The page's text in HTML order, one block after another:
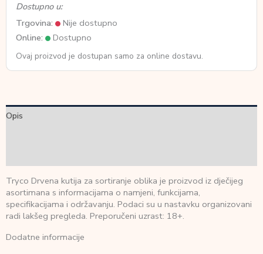
Dostupno u:
Trgovina:
Nije dostupno
Online:
Dostupno
Ovaj proizvod je dostupan samo za online dostavu.
Opis
Tryco Drvena kutija za sortiranje oblika je proizvod iz dječijeg
asortimana s informacijama o namjeni, funkcijama,
specifikacijama i održavanju. Podaci su u nastavku organizovani
radi lakšeg pregleda. Preporučeni uzrast: 18+.
Dodatne informacije